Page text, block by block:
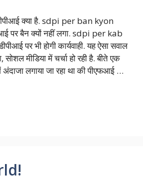
क्या है. sdpi per ban kyon
पर बैन क्यों नहीं लगा. sdpi per kab
पर भी होगी कार्यवाही. यह ऐसा सवाल
मीडिया में चर्चा हो रही है. बीते एक
लगाया जा रहा था की पीएफआई …